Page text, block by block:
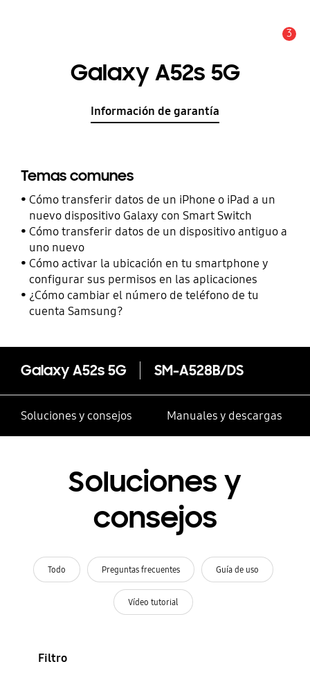
3
Galaxy A52s 5G
Información de garantía
Temas comunes
Cómo transferir datos de un iPhone o iPad a un
nuevo dispositivo Galaxy con Smart Switch
Cómo transferir datos de un dispositivo antiguo a
uno nuevo
Cómo activar la ubicación en tu smartphone y
configurar sus permisos en las aplicaciones
¿Cómo cambiar el número de teléfono de tu
cuenta Samsung?
Galaxy A52s 5G SM-A528B/DS
Soluciones y consejos Manuales y descargas
Soluciones y
consejos
Todo Preguntas frecuentes Guía de uso
Vídeo tutorial
Filtro